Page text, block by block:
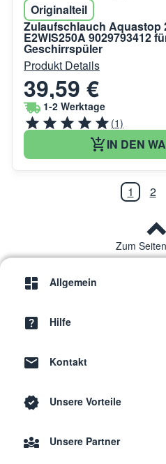
Originalteil
Zulaufschlauch Aquastop
E2WIS250A 9029793412
Geschirrspüler
Produkt Details
39,59 €
1-2 Werktage
(1)
IN DEN
1 2
Zum
Allgemein
Hilfe
Kontakt
Unsere Vorteile
Unsere Partner